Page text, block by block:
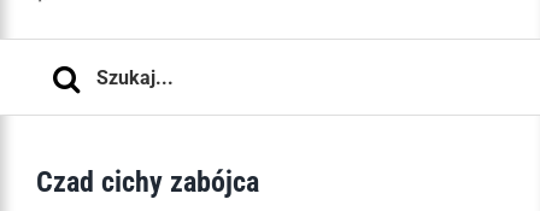
Czad cichy zabójca